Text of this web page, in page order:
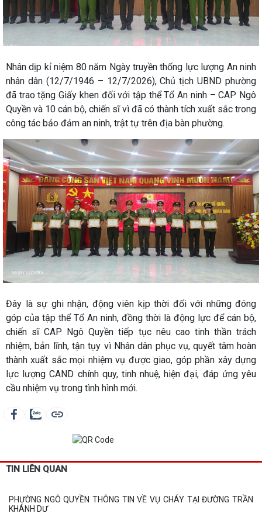
Nhân dịp kỉ niệm 80 năm Ngày truyền thống lực lượng An ninh
nhân dân (12/7/1946 – 12/7/2026), Chủ tịch UBND phường
đã trao tặng Giấy khen đối với tập thể Tổ An ninh – CAP Ngô
Quyền và 10 cán bộ, chiến sĩ vì đã có thành tích xuất sắc trong
công tác bảo đảm an ninh, trật tự trên địa bàn phường.
Đây là sự ghi nhận, động viên kịp thời đối với những đóng
góp của tập thể Tổ An ninh, đồng thời là động lực để cán bộ,
chiến sĩ CAP Ngô Quyền tiếp tục nêu cao tinh thần trách
nhiệm, bản lĩnh, tận tụy vì Nhân dân phục vụ, quyết tâm hoàn
thành xuất sắc mọi nhiệm vụ được giao, góp phần xây dựng
lực lượng CAND chính quy, tinh nhuệ, hiện đại, đáp ứng yêu
cầu nhiệm vụ trong tình hình mới.
TIN LIÊN QUAN
PHƯỜNG NGÔ QUYỀN THÔNG TIN VỀ VỤ CHÁY TẠI ĐƯỜNG TRẦN
KHÁNH DƯ